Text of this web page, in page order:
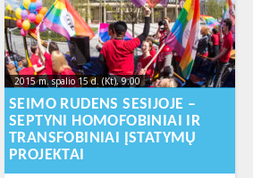
2015 m. spalio 15 d. (Kt), 9:00
2023-10-
17T20:21:55+00:00
SEIMO RUDENS SESIJOJE –
SEPTYNI HOMOFOBINIAI IR
TRANSFOBINIAI ĮSTATYMŲ
PROJEKTAI